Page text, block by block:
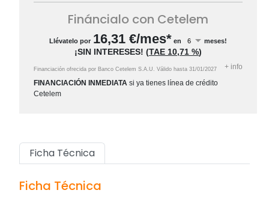
Fináncialo con Cetelem
Llévatelo por 16,31 €/mes* en meses!
¡SIN INTERESES! (TAE 10,71 %)
Financiación ofrecida por Banco Cetelem S.A.U. Válido hasta 31/01/2027 + info
FINANCIACIÓN INMEDIATA si ya tienes línea de crédito
Cetelem
Ficha Técnica
Ficha Técnica